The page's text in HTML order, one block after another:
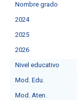
Nombre grado
2024
2025
2026
Nivel educativo
Mod. Edu.
Mod. Aten.